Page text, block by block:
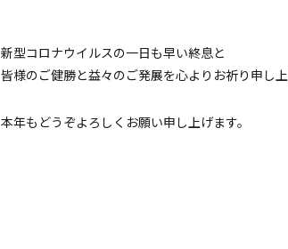
新型コロナウイルスの一日も早い終息と
皆様のご健勝と益々のご発展を心よりお祈り申し上
本年もどうぞよろしくお願い申し上げます。